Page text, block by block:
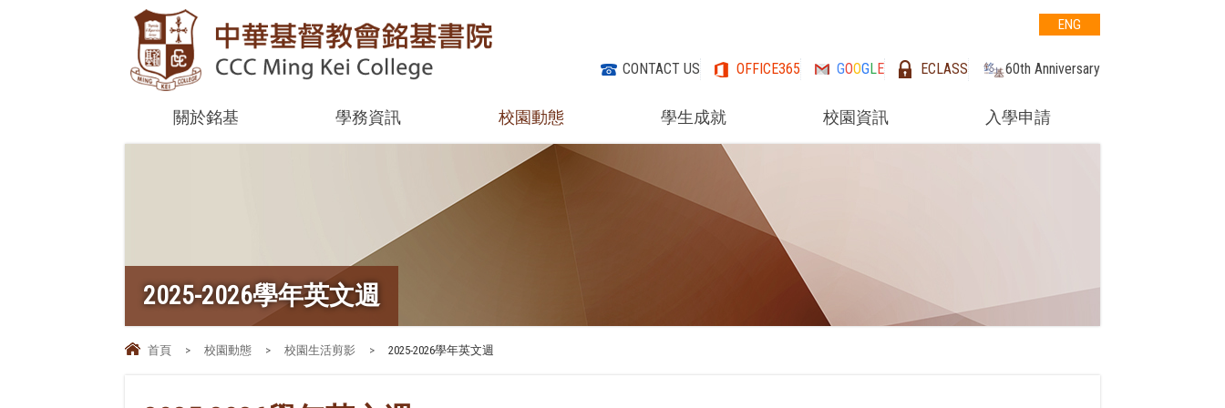
ENG
CONTACT US OFFICE365 GOOGLE ECLASS 60th Anniversary
關於銘基 學務資訊 校園動態 學生成就 校園資訊 入學申請
2025-2026學年英文週
首頁 > 校園動態 > 校園生活剪影 > 2025-2026學年英文週